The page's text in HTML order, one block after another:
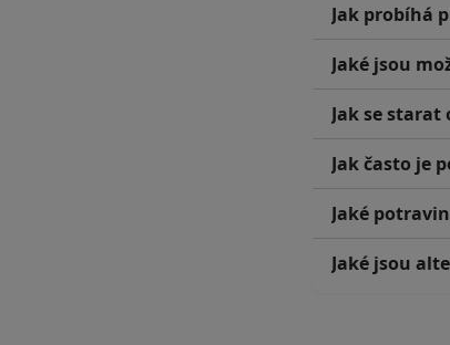
Jak probíhá
Jaké jsou
Jak se
Jak často je
Jaké
Jaké jsou